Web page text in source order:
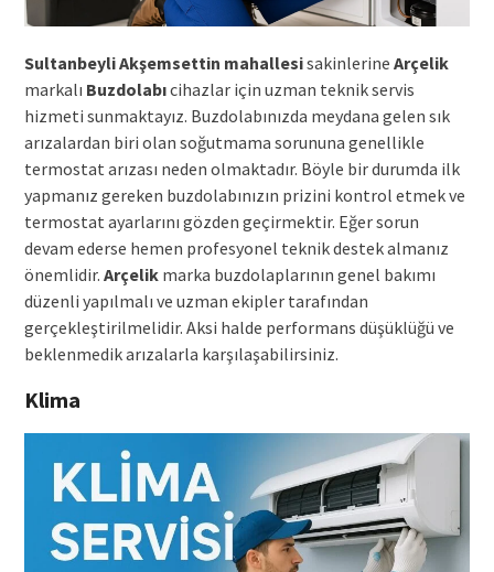
Sultanbeyli Akşemsettin mahallesisakinlerine Arçelik
markalı Buzdolabıcihazlar için uzman teknik servis
hizmeti sunmaktayız. Buzdolabınızda meydana gelen sık
arızalardan biri olan soğutmama sorununa genellikle
termostat arızası neden olmaktadır. Böyle bir durumda ilk
yapmanız gereken buzdolabınızın prizini kontrol etmek ve
termostat ayarlarını gözden geçirmektir. Eğer sorun
devam ederse hemen profesyonel teknik destek almanız
önemlidir. Arçelikmarka buzdolaplarının genel bakımı
düzenli yapılmalı ve uzman ekipler tarafından
gerçekleştirilmelidir. Aksi halde performans düşüklüğü ve
beklenmedik arızalarla karşılaşabilirsiniz.
Klima